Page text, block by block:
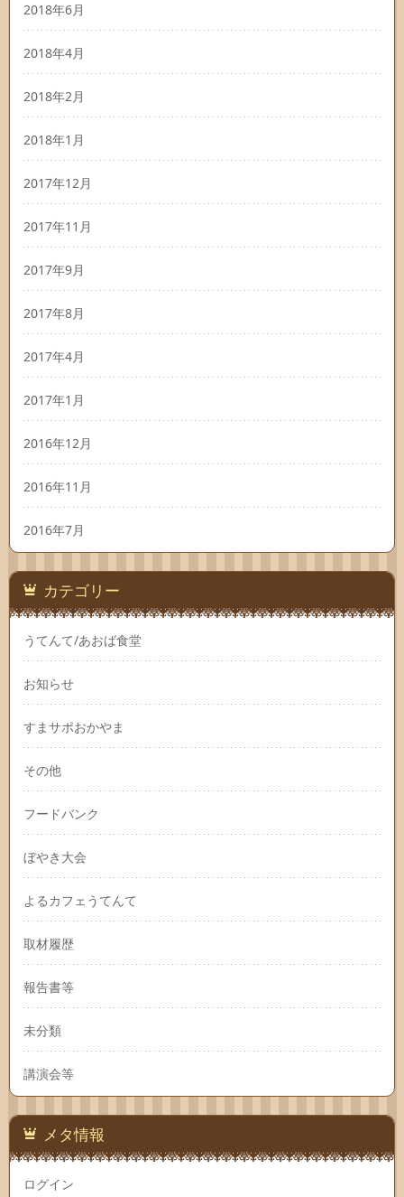
2018年6月
2018年4月
2018年2月
2018年1月
2017年12月
2017年11月
2017年9月
2017年8月
2017年4月
2017年1月
2016年12月
2016年11月
2016年7月
カテゴリー
うてんて/あおば食堂
お知らせ
すまサポおかやま
その他
フードバンク
ぼやき大会
よるカフェうてんて
取材履歴
報告書等
未分類
講演会等
メタ情報
ログイン